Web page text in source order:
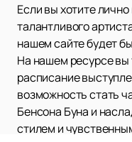
Если вы хотите
талантливого
нашем сайте будет
На нашем ресурсе вы
расписание
возможность стать
Бенсона Буна и
стилем и